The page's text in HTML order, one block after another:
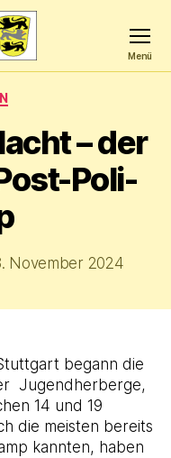
Menü
– der
Poli-
November 2024
begann die
Jugendherberge,
14 und 19
die meisten bereits
kannten, haben